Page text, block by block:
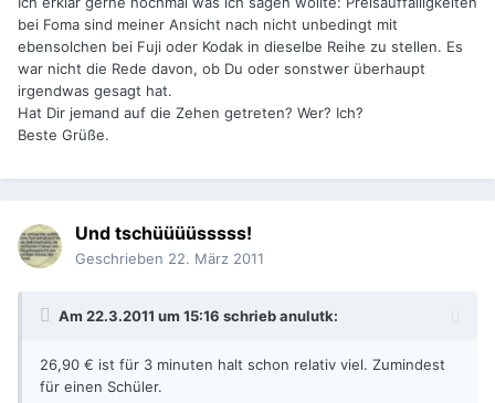
bei Foma sind meiner Ansicht nach nicht unbedingt mit
ebensolchen bei Fuji oder Kodak in dieselbe Reihe zu stellen. Es
war nicht die Rede davon, ob Du oder sonstwer überhaupt
irgendwas gesagt hat.
Hat Dir jemand auf die Zehen getreten? Wer? Ich?
Beste Grüße.
Und tschüüüüsssss!
Geschrieben 22. März 2011
Am 22.3.2011 um 15:16 schrieb anulutk:
26,90 € ist für 3 minuten halt schon relativ viel. Zumindest
für einen Schüler.